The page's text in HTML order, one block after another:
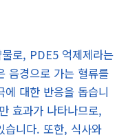
로, PDE5 억제제라는
음경으로 가는 혈류를
대한 반응을 돕습니
효과가 나타나므로,
습니다. 또한, 식사와